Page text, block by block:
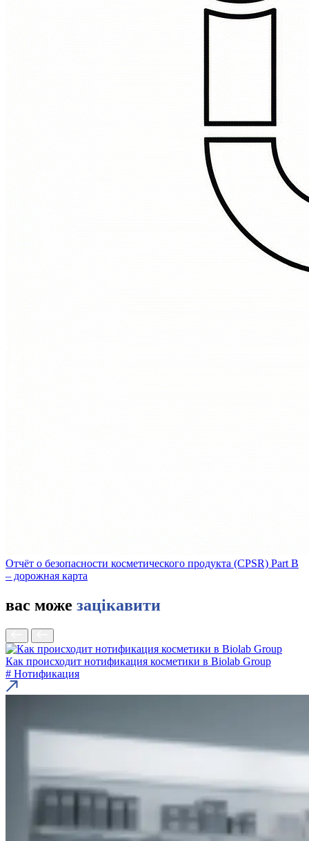
Отчёт о безопасности косметического продукта (CPSR) Part B
– дорожная карта
вас може зацікавити
Как происходит нотификация косметики в Biolab Group
# Нотификация